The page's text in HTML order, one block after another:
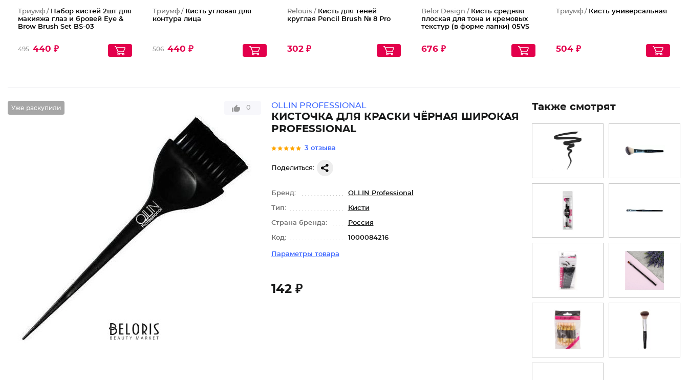
Триумф / Набор кистей 2шт для
макияжа глаз и бровей Eye &
Brow Brush Set BS-03
495 440 ₽
Триумф / Кисть угловая для
контура лица
506 440 ₽
Relouis / Кисть для теней
круглая Pencil Brush № 8 Pro
302 ₽
Belor Design / Кисть средняя
плоская для тона и кремовых
текстур (в форме лапки) 05VS
676 ₽
Триумф / Кисть универсальная
504 ₽
Уже раскупили 0 OLLIN PROFESSIONAL
КИСТОЧКА ДЛЯ КРАСКИ ЧЁРНАЯ ШИРОКАЯ
PROFESSIONAL
3 отзыва
Поделиться:
Бренд: OLLIN Professional
Тип: Кисти
Страна бренда: Россия
Код: 1000084216
Параметры товара
142 ₽
Также смотрят